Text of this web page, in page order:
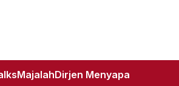
MajalahDirjen Menyapa